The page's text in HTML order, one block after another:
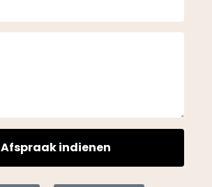
Afspraak indienen